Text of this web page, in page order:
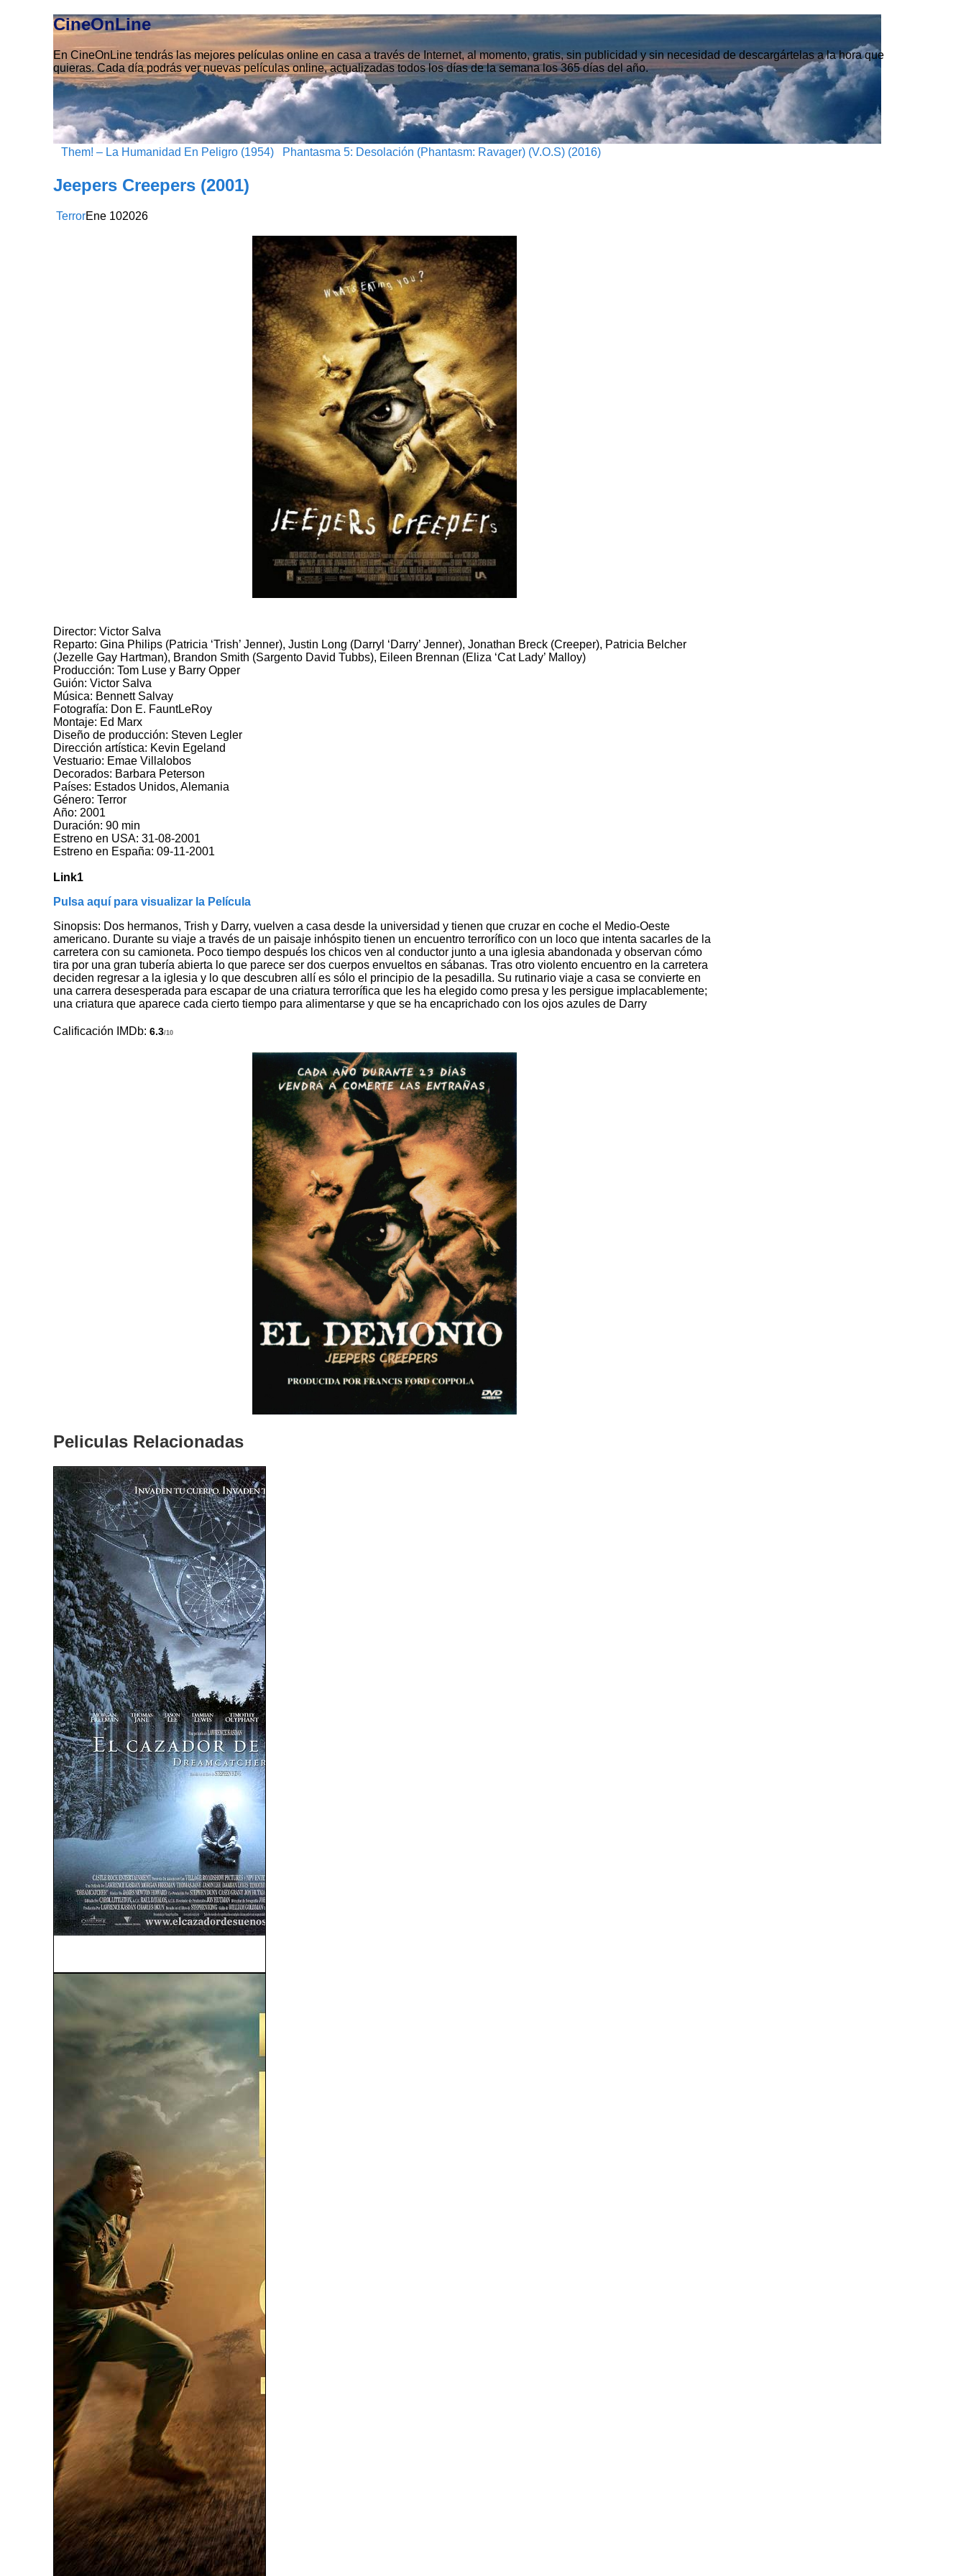
CineOnLine
En CineOnLine tendrás las mejores películas online en casa a través de Internet, al momento, gratis, sin publicidad y sin necesidad de descargártelas a la hora que
quieras. Cada día podrás ver nuevas películas online, actualizadas todos los días de la semana los 365 días del año.
Them! – La Humanidad En Peligro (1954) Phantasma 5: Desolación (Phantasm: Ravager) (V.O.S) (2016)
Jeepers Creepers (2001)
TerrorEne 102026
Director: Victor Salva
Reparto: Gina Philips (Patricia ‘Trish’ Jenner), Justin Long (Darryl ‘Darry’ Jenner), Jonathan Breck (Creeper), Patricia Belcher
(Jezelle Gay Hartman), Brandon Smith (Sargento David Tubbs), Eileen Brennan (Eliza ‘Cat Lady’ Malloy)
Producción: Tom Luse y Barry Opper
Guión: Victor Salva
Música: Bennett Salvay
Fotografía: Don E. FauntLeRoy
Montaje: Ed Marx
Diseño de producción: Steven Legler
Dirección artística: Kevin Egeland
Vestuario: Emae Villalobos
Decorados: Barbara Peterson
Países: Estados Unidos, Alemania
Género: Terror
Año: 2001
Duración: 90 min
Estreno en USA: 31-08-2001
Estreno en España: 09-11-2001
Link1
Pulsa aquí para visualizar la Película
Sinopsis: Dos hermanos, Trish y Darry, vuelven a casa desde la universidad y tienen que cruzar en coche el Medio-Oeste
americano. Durante su viaje a través de un paisaje inhóspito tienen un encuentro terrorífico con un loco que intenta sacarles de la
carretera con su camioneta. Poco tiempo después los chicos ven al conductor junto a una iglesia abandonada y observan cómo
tira por una gran tubería abierta lo que parece ser dos cuerpos envueltos en sábanas. Tras otro violento encuentro en la carretera
deciden regresar a la iglesia y lo que descubren allí es sólo el principio de la pesadilla. Su rutinario viaje a casa se convierte en
una carrera desesperada para escapar de una criatura terrorífica que les ha elegido como presa y les persigue implacablemente;
una criatura que aparece cada cierto tiempo para alimentarse y que se ha encaprichado con los ojos azules de Darry
Calificación IMDb:6.3/10
Peliculas Relacionadas